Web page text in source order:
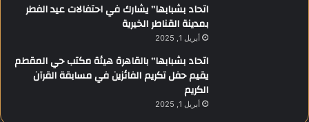
اتحاد بشبابها” يشارك في احتفالات عيد الفطر
بمدينة القناطر الخيرية
أبريل 1, 2025
اتحاد بشبابها” بالقاهرة هيئة مكتب حي المقطم
يقيم حفل تكريم الفائزين في مسابقة القرآن
الكريم
أبريل 1, 2025